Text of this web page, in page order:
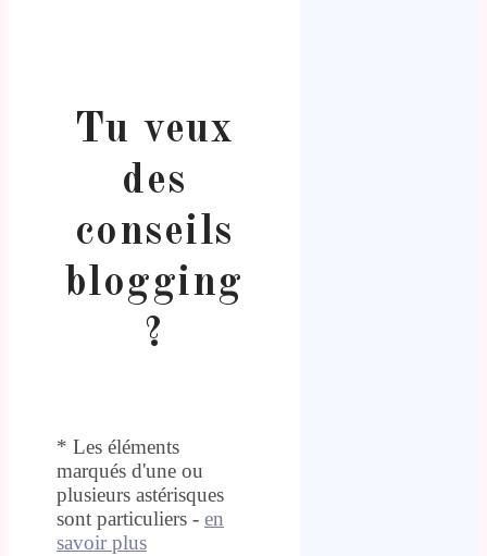
Tu veux
des
conseils
blogging
?
* Les éléments
marqués d'une ou
plusieurs astérisques
sont particuliers - en
savoir plus